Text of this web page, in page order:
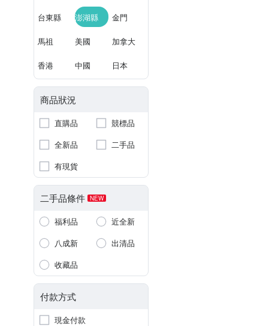
台東縣 澎湖縣 金門
馬祖 美國 加拿大
香港 中國 日本
商品狀況
直購品
競標品
全新品
二手品
有現貨
二手品條件 NEW
福利品
近全新
八成新
出清品
收藏品
付款方式
現金付款